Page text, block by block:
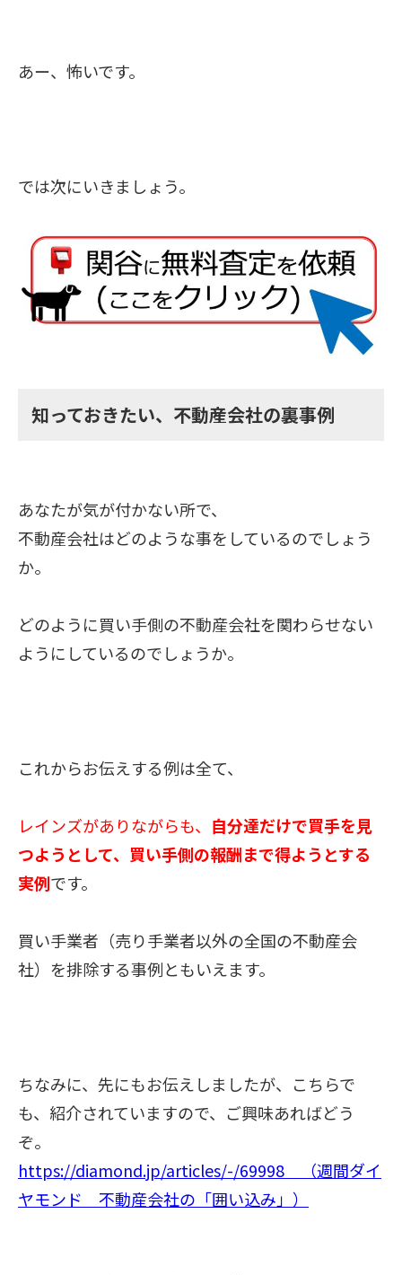
あー、怖いです。
では次にいきましょう。
知っておきたい、不動産会社の裏事例
あなたが気が付かない所で、
不動産会社はどのような事をしているのでしょう
か。
どのように買い手側の不動産会社を関わらせない
ようにしているのでしょうか。
これからお伝えする例は全て、
レインズがありながらも、 自分達だけで買手を見
つようとして、 買い手側の報酬まで得ようとする
実例です。
買い手業者（売り手業者以外の全国の不動産会
社）を排除する事例ともいえます。
ちなみに、先にもお伝えしましたが、
こちらで
も、紹介されていますので、 ご興味あればどう
ぞ。
https://diamond.jp/articles/-/69998 （週間ダイ
ヤモンド 不動産会社の「囲い込み」）